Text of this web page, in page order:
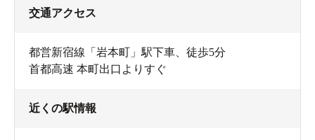
交通アクセス
都営新宿線「岩本町」駅下車、徒歩5分
首都高速 本町出口よりすぐ
近くの駅情報